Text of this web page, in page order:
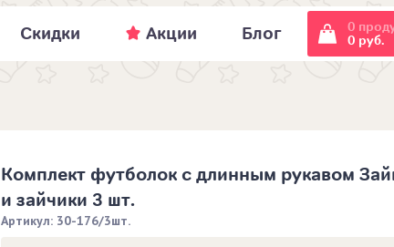
Скидки Акции Блог
0
0 руб.
Комплект футболок с длинным рукавом
и зайчики 3 шт.
Артикул: 30-176/3шт.